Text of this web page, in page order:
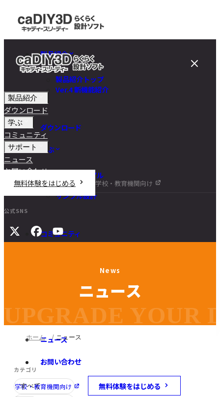
製品紹介
製品紹介トップ
Ver.4 新機能紹介
ダウンロード
学ぶ
チュートリアル
DIY講座
サンプル設計
コミュニティ
マニュアル
ニュース
お問い合わせ
学校・教育機関向け 無料体験をはじめる
製品紹介
ダウンロード
学ぶ
コミュニティ
サポート
ニュース
お問い合わせ
無料体験をはじめる
学校・教育機関向け
公式SNS
News
ニュース
UPGRADE YOUR
ホーム ニュース
カテゴリ
すべて